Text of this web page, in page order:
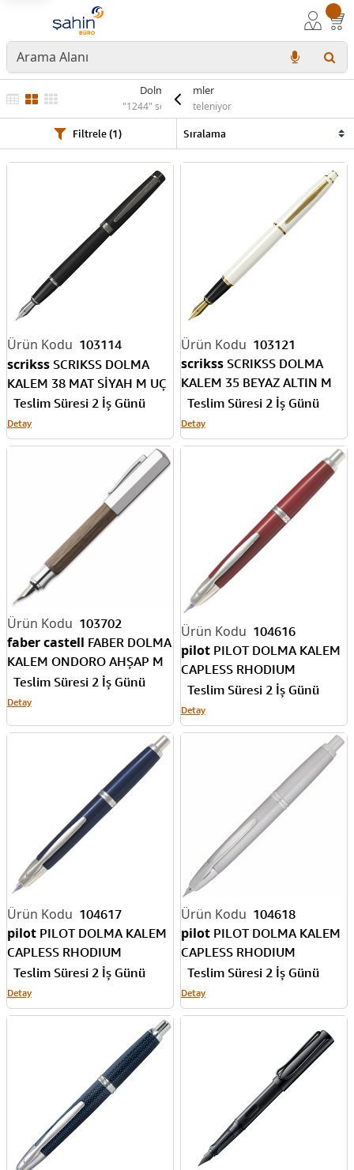
Dolma Kalemler
"1244" sonuç listeleniyor
Filtrele (1)
103114
scrikss SCRIKSS DOLMA
KALEM 38 MAT SİYAH M UÇ
Teslim Süresi 2 İş Günü
Detay
103121
scrikss SCRIKSS DOLMA
KALEM 35 BEYAZ ALTIN M
UÇ
Teslim Süresi 2 İş Günü
Detay
103702
faber castell FABER DOLMA
KALEM ONDORO AHŞAP M
147580
Teslim Süresi 2 İş Günü
Detay
104616
pilot PILOT DOLMA KALEM
CAPLESS RHODIUM
ACCENTS KIRMIZI MEDIUM
FC-1500RR-M-R
Teslim Süresi 2 İş Günü
Detay
104617
pilot PILOT DOLMA KALEM
CAPLESS RHODIUM
ACCENTS MAVİ MEDIUM FC-
1500RRR-M-L-COF
Teslim Süresi 2 İş Günü
Detay
104618
pilot PILOT DOLMA KALEM
CAPLESS RHODIUM
ACCENTS GRİ MEDIUM FC-
1500RRR-M-S-COF
Teslim Süresi 2 İş Günü
Detay